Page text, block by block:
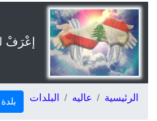
إعْرَفْ
الرئيسية عاليه البلدات بلدة